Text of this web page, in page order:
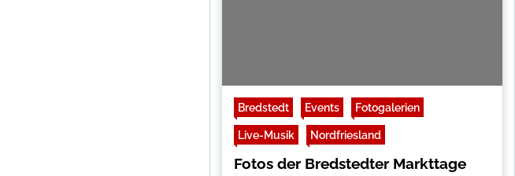
Bredstedt Events Fotogalerien
Live-Musik Nordfriesland
Fotos der Bredstedter Markttage